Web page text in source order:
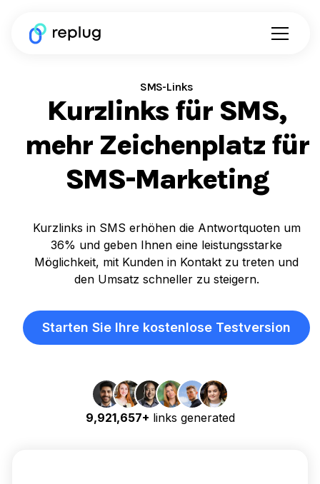
SMS-Links
Kurzlinks für SMS,
mehr Zeichenplatz für
SMS-Marketing
Kurzlinks in SMS erhöhen die Antwortquoten um
36% und geben Ihnen eine leistungsstarke
Möglichkeit, mit Kunden in Kontakt zu treten und
den Umsatz schneller zu steigern.
Starten Sie Ihre kostenlose Testversion
9,921,657+ links generated